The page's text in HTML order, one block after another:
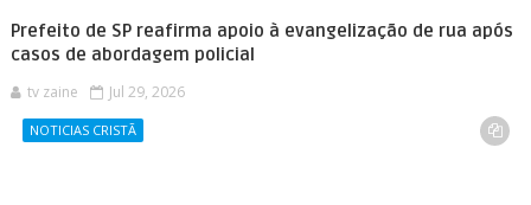
Prefeito de SP reafirma apoio à evangelização de rua após
casos de abordagem policial
tv zaine Jul 29, 2026
NOTICIAS CRISTÃ